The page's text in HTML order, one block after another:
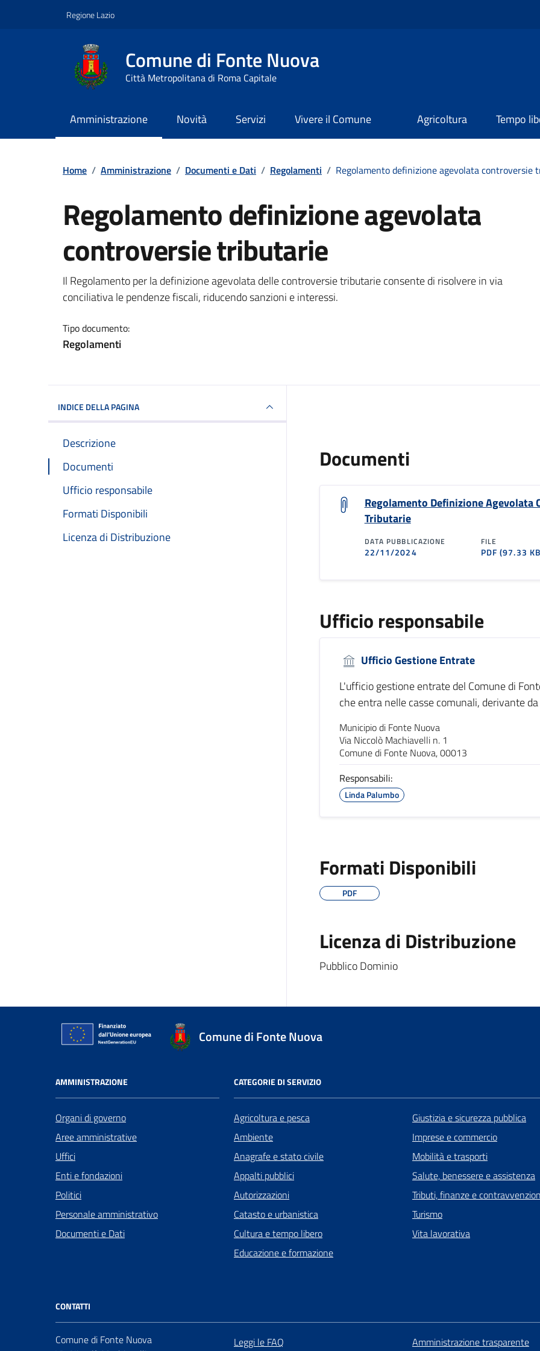
Regione Lazio
Comune di Fonte Nuova
Città Metropolitana di Roma Capitale
Amministrazione Novità Servizi Vivere il Comune Agricoltura Tempo
Home / Amministrazione / Documenti e Dati / Regolamenti / Regolamento definizione agevolata controversie
Regolamento definizione agevolata
controversie tributarie
Dettagli del documento
Il Regolamento per la definizione agevolata delle controversie tributarie consente di risolvere in via
conciliativa le pendenze fiscali, riducendo sanzioni e interessi.
Tipo documento:
Regolamenti
INDICE DELLA PAGINA
Descrizione
Documenti
Ufficio responsabile
Formati Disponibili
Licenza di Distribuzione
Documenti
Regolamento Definizione Agevolata
Tributarie
DATA PUBBLICAZIONE
22/11/2024
FILE
PDF(97.33
Ufficio responsabile
Ufficio Gestione Entrate
L'ufficio gestione entrate del Comune di
che entra nelle casse comunali, derivante
Municipio di Fonte Nuova
Via Niccolò Machiavelli n. 1
Comune di Fonte Nuova, 00013
Responsabili:
Linda Palumbo
Formati Disponibili
PDF
Licenza di Distribuzione
Pubblico Dominio
Comune di Fonte Nuova
AMMINISTRAZIONE
Organi di governo
Aree amministrative
Uffici
Enti e fondazioni
Politici
Personale amministrativo
Documenti e Dati
CATEGORIE DI SERVIZIO
Agricoltura e pesca
Ambiente
Anagrafe e stato civile
Appalti pubblici
Autorizzazioni
Catasto e urbanistica
Cultura e tempo libero
Educazione e formazione
Giustizia e sicurezza pubblica
Imprese e commercio
Mobilità e trasporti
Salute, benessere e assistenza
Tributi, finanze e
Turismo
Vita lavorativa
CONTATTI
Comune di Fonte Nuova
Leggi le FAQ Amministrazione trasparente